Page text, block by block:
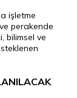
işletme
perakende
bilimsel ve